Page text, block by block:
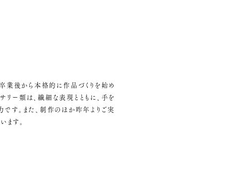
後から本格的に作品づくりを始め
ー類は、繊細な表現とともに、手を
す。また、制作のほか昨年よりご実
ます。